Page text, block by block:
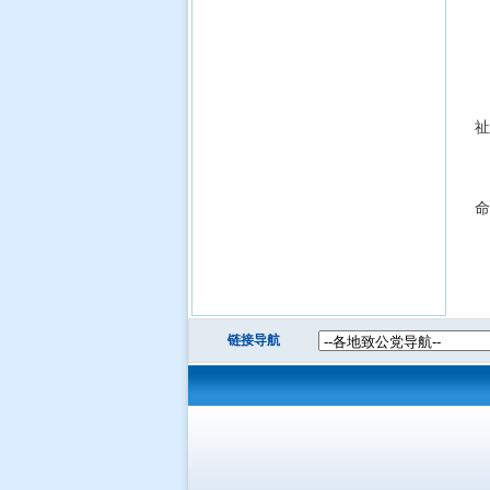
链接导航